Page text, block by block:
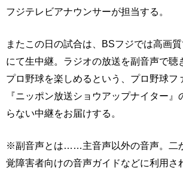
フジテレビアナウンサーが担当する。
またこの日の試合は、BSフジでは高画
にて生中継。ラジオの放送を副音声で聴
プロ野球を楽しめるという、プロ野球フ
『ニッポン放送ショウアップナイター
らない中継をお届けする。
※副音声とは……主音声以外の音声。二
覚障害者向けの音声ガイドなどに利用さ